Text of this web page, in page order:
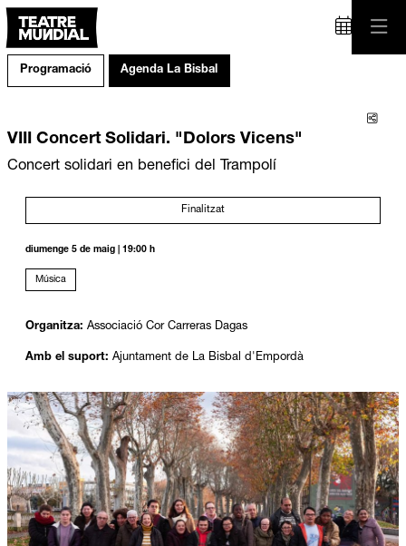
Programació Agenda La Bisbal
VIII Concert Solidari. "Dolors Vicens"
Concert solidari en benefici del Trampolí
Finalitzat
diumenge 5 de maig 19:00 h
Música
Organitza: Associació Cor Carreras Dagas
Amb el suport: Ajuntament de La Bisbal d'Empordà